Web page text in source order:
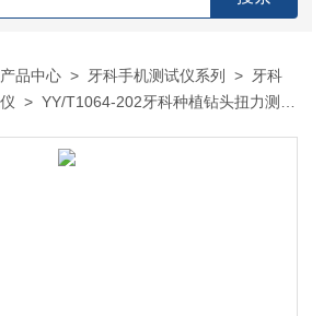
产品中心 > 牙科手机测试仪系列 > 牙科
> YY/T1064-202牙科种植钻头扭力测试